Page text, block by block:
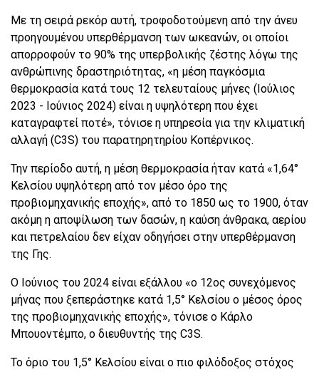
Με τη σειρά ρεκόρ αυτή, τροφοδοτούμενη από την άνευ
προηγουμένου υπερθέρμανση των ωκεανών, οι οποίοι
απορροφούν το 90% της υπερβολικής ζέστης λόγω της
ανθρώπινης δραστηριότητας, «η μέση παγκόσμια
θερμοκρασία κατά τους 12 τελευταίους μήνες (Ιούλιος
2023 - Ιούνιος 2024) είναι η υψηλότερη που έχει
καταγραφτεί ποτέ», τόνισε η υπηρεσία για την κλιματική
αλλαγή (C3S) του παρατηρητηρίου Κοπέρνικος.
Την περίοδο αυτή, η μέση θερμοκρασία ήταν κατά «1,64°
Κελσίου υψηλότερη από τον μέσο όρο της
προβιομηχανικής εποχής», από το 1850 ως το 1900, όταν
ακόμη η αποψίλωση των δασών, η καύση άνθρακα, αερίου
και πετρελαίου δεν είχαν οδηγήσει στην υπερθέρμανση
της Γης.
Ο Ιούνιος του 2024 είναι εξάλλου «ο 12ος συνεχόμενος
μήνας που ξεπεράστηκε κατά 1,5° Κελσίου ο μέσος όρος
της προβιομηχανικής εποχής», τόνισε ο Κάρλο
Μπουοντέμπο, ο διευθυντής της C3S.
Το όριο του 1,5° Κελσίου είναι ο πιο φιλόδοξος στόχος